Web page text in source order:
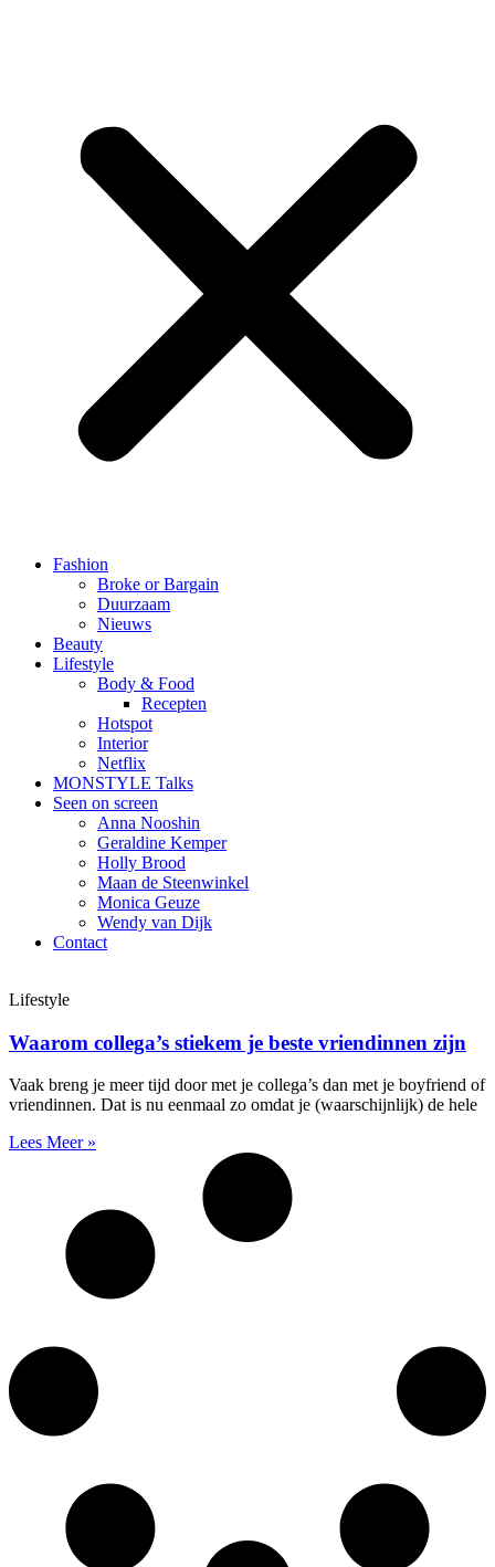
Fashion
Broke or Bargain
Duurzaam
Nieuws
Beauty
Lifestyle
Body & Food
Recepten
Hotspot
Interior
Netflix
MONSTYLE Talks
Seen on screen
Anna Nooshin
Geraldine Kemper
Holly Brood
Maan de Steenwinkel
Monica Geuze
Wendy van Dijk
Contact
Lifestyle
Waarom collega’s stiekem je beste vriendinnen zijn
Vaak breng je meer tijd door met je collega’s dan met je boyfriend of
vriendinnen. Dat is nu eenmaal zo omdat je (waarschijnlijk) de hele
Lees Meer »